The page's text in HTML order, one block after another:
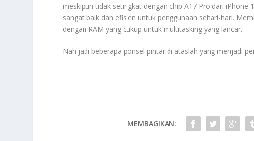
meskipun tidak setingkat dengan chip A17 Pro dari
sangat baik dan efisien untuk penggunaan sehari-hari.
dengan RAM yang cukup untuk multitasking yang lancar.
Nah jadi beberapa ponsel pintar di ataslah yang menjadi
MEMBAGIKAN: